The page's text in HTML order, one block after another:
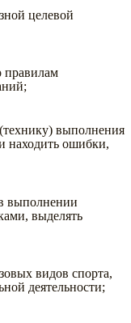
целевой
правилам
выполнения
находить ошибки,
выполнении
выделять
видов спорта,
деятельности;